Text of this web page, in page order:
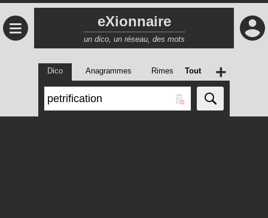
≡ eXionnaire
un dico, un réseau, des mots
Dico Anagrammes Rimes Tout +